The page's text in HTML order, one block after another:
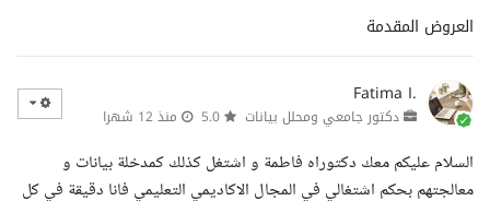
العروض المقدمة
Fatima I.
دكتور جامعي ومحلل بيانات منذ 12 شهرا
السلام عليكم معك دكتوراه فاطمة و اشتغل كذلك كمدخلة بيانات و
معالجتهم بحكم اشتغالي في المجال الاكاديمي التعليمي فانا دقيقة في كل